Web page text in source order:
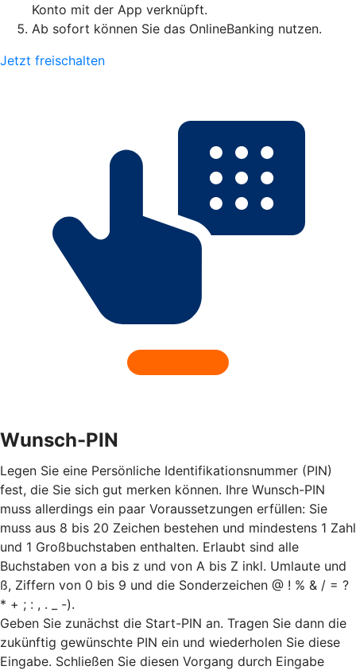
Konto mit der App verknüpft.
Ab sofort können Sie das OnlineBanking nutzen.
Jetzt freischalten
Wunsch-PIN
Legen Sie eine Persönliche Identifikationsnummer (PIN)
fest, die Sie sich gut merken können. Ihre Wunsch-PIN
muss allerdings ein paar Voraussetzungen erfüllen: Sie
muss aus 8 bis 20 Zeichen bestehen und mindestens 1 Zahl
und 1 Großbuchstaben enthalten. Erlaubt sind alle
Buchstaben von a bis z und von A bis Z inkl. Umlaute und
ß, Ziffern von 0 bis 9 und die Sonderzeichen @ ! % & / = ?
* + ; : , . _ -).
Geben Sie zunächst die Start-PIN an. Tragen Sie dann die
zukünftig gewünschte PIN ein und wiederholen Sie diese
Eingabe. Schließen Sie diesen Vorgang durch Eingabe